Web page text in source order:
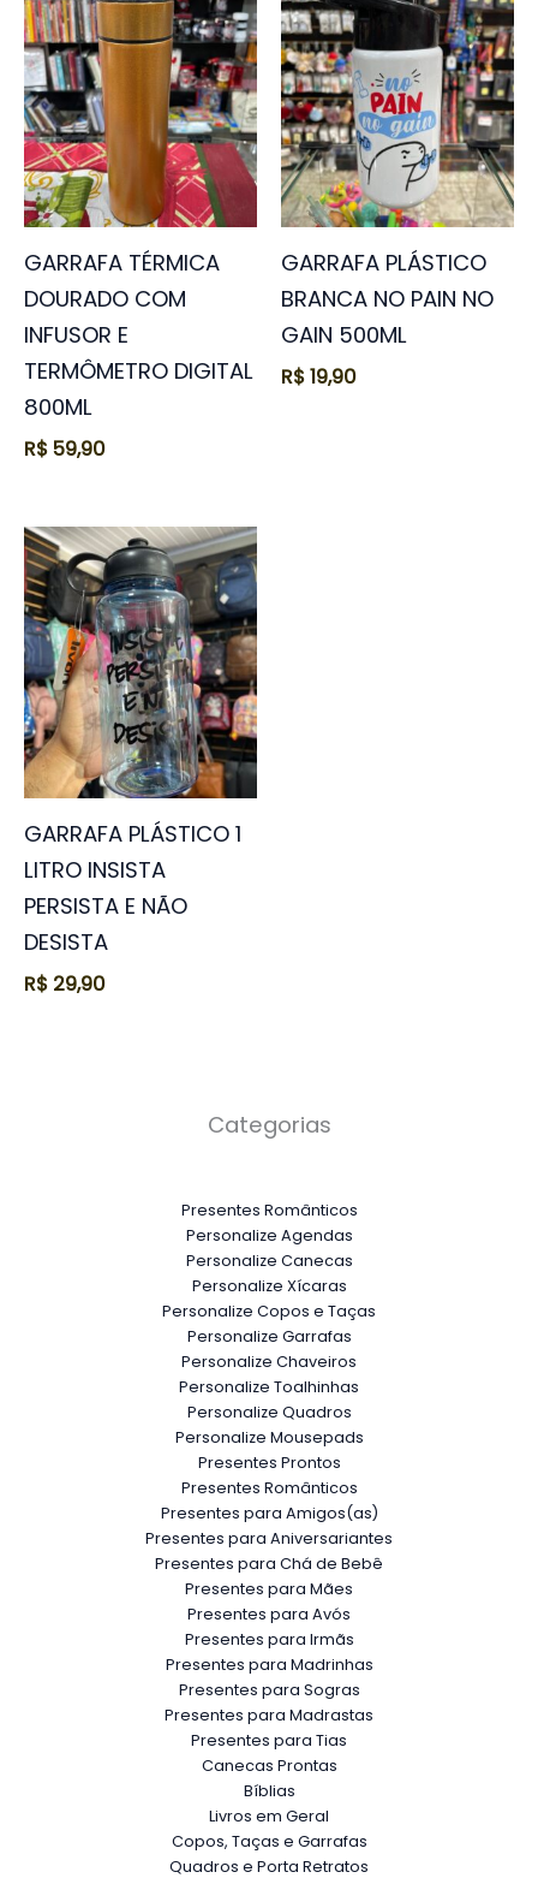
GARRAFA TÉRMICA
DOURADO COM
INFUSOR E
TERMÔMETRO DIGITAL
800ML
R$59,90
GARRAFA PLÁSTICO
BRANCA NO PAIN NO
GAIN 500ML
R$19,90
GARRAFA PLÁSTICO 1
LITRO INSISTA
PERSISTA E NÃO
DESISTA
R$ 29,90
Categorias
Presentes Românticos
Personalize Agendas
Personalize Canecas
Personalize Xícaras
Personalize Copos e Taças
Personalize Garrafas
Personalize Chaveiros
Personalize Toalhinhas
Personalize Quadros
Personalize Mousepads
Presentes Prontos
Presentes Românticos
Presentes para Amigos(as)
Presentes para Aniversariantes
Presentes para Chá de Bebê
Presentes para Mães
Presentes para Avós
Presentes para Irmãs
Presentes para Madrinhas
Presentes para Sogras
Presentes para Madrastas
Presentes para Tias
Canecas Prontas
Bíblias
Livros em Geral
Copos, Taças e Garrafas
Quadros e Porta Retratos